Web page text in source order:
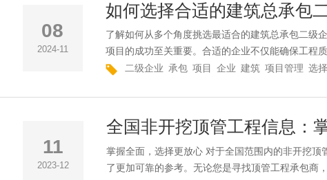
08
2024-11
如何选择合适的建筑总承包
了解如何从多个角度挑选最适合的建筑总承包二级
项目的成功至关重要。合适的企业不仅能确保工程
二级企业 承包 项目 企业 建筑 项目管理 选择
11
2023-12
全国非开挖顶管工程信息：
掌握全面，选择更放心 对于全国范围内的非开挖
了更加可靠的参考。无论您是寻找顶管工程承包商